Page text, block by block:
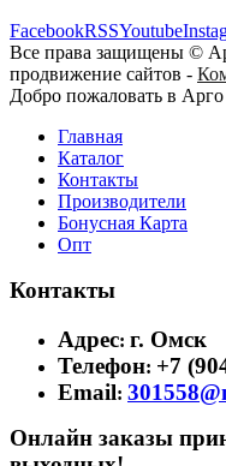
FacebookRSSYoutube
Все права защищены ©
продвижение сайтов -
Добро пожаловать в Арго
Главная
Каталог
Контакты
Производители
Бонусная Карта
Опт
Контакты
Адрес: г. Омск
Телефон: +7
Email:
Онлайн заказы